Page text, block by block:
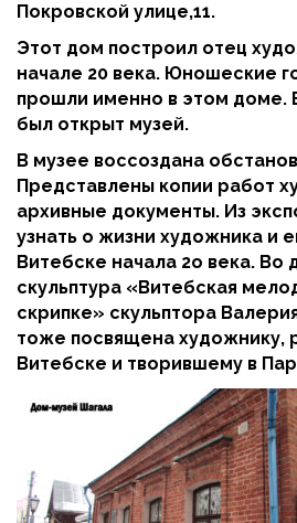
Покровской улице,11.
Этот дом построил отец
начале 20 века. Юношеские
прошли именно в этом доме.
был открыт музей.
В музее воссоздана
Представлены копии работ
архивные документы. Из
узнать о жизни художника и
Витебске начала 2о века. Во
скульптура «Витебская
скрипке» скульптора
тоже посвящена художнику,
Витебске и творившему в